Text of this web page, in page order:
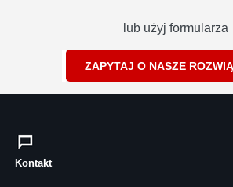
lub użyj formularza
ZAPYTAJ O NASZE
Kontakt